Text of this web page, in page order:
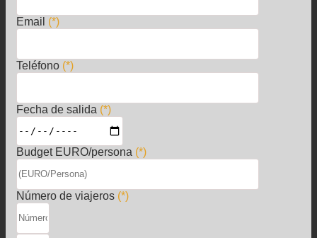
Email (*)
Teléfono (*)
Fecha de salida (*)
Budget EURO/persona (*)
Número de viajeros (*)